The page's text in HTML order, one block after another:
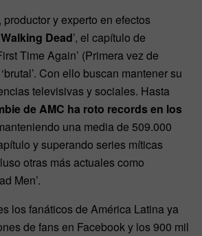
y experto en efectos
Dead’, el capítulo de
Time Again’ (Primera vez de
Con ello buscan mantener su
televisivas y sociales. Hasta
de AMC ha roto records en los
una media de 509.000
y superando series míticas
otras más actuales como
Men’.
los fanáticos de América Latina ya
de fans en Facebook y los 900 mil